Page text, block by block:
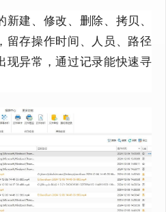
建、修改、删除、拷贝、
留存操作时间、人员、路径
现异常，通过记录能快速寻